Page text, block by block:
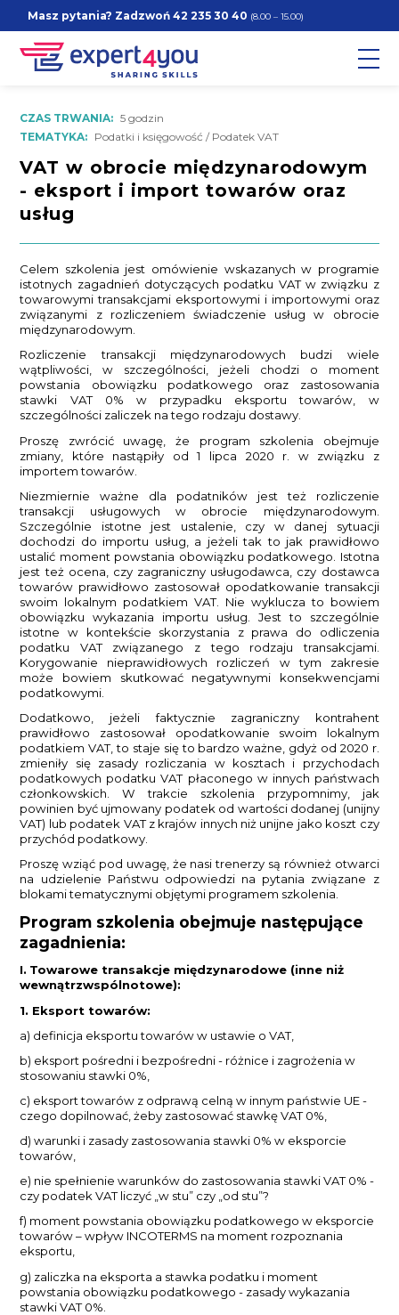
Masz pytania? Zadzwoń42 235 30 40 (8.00 – 15.00)
CZAS TRWANIA: 5 godzin
TEMATYKA: Podatki i księgowość / Podatek VAT
VAT w obrocie międzynarodowym
- eksport i import towarów oraz
usług
Celem szkolenia jest omówienie wskazanych w programie
istotnych zagadnień dotyczących podatku VAT w związku z
towarowymi transakcjami eksportowymi i importowymi oraz
związanymi z rozliczeniem świadczenie usług w obrocie
międzynarodowym.
Rozliczenie transakcji międzynarodowych budzi wiele
wątpliwości, w szczególności, jeżeli chodzi o moment
powstania obowiązku podatkowego oraz zastosowania
stawki VAT 0% w przypadku eksportu towarów, w
szczególności zaliczek na tego rodzaju dostawy.
Proszę zwrócić uwagę, że program szkolenia obejmuje
zmiany, które nastąpiły od 1 lipca 2020 r. w związku z
importem towarów.
Niezmiernie ważne dla podatników jest też rozliczenie
transakcji usługowych w obrocie międzynarodowym.
Szczególnie istotne jest ustalenie, czy w danej sytuacji
dochodzi do importu usług, a jeżeli tak to jak prawidłowo
ustalić moment powstania obowiązku podatkowego. Istotna
jest też ocena, czy zagraniczny usługodawca, czy dostawca
towarów prawidłowo zastosował opodatkowanie transakcji
swoim lokalnym podatkiem VAT. Nie wyklucza to bowiem
obowiązku wykazania importu usług. Jest to szczególnie
istotne w kontekście skorzystania z prawa do odliczenia
podatku VAT związanego z tego rodzaju transakcjami.
Korygowanie nieprawidłowych rozliczeń w tym zakresie
może bowiem skutkować negatywnymi konsekwencjami
podatkowymi.
Dodatkowo, jeżeli faktycznie zagraniczny kontrahent
prawidłowo zastosował opodatkowanie swoim lokalnym
podatkiem VAT, to staje się to bardzo ważne, gdyż od 2020 r.
zmieniły się zasady rozliczania w kosztach i przychodach
podatkowych podatku VAT płaconego w innych państwach
członkowskich. W trakcie szkolenia przypomnimy, jak
powinien być ujmowany podatek od wartości dodanej (unijny
VAT) lub podatek VAT z krajów innych niż unijne jako koszt czy
przychód podatkowy.
Proszę wziąć pod uwagę, że nasi trenerzy są również otwarci
na udzielenie Państwu odpowiedzi na pytania związane z
blokami tematycznymi objętymi programem szkolenia.
Program szkolenia obejmuje następujące
zagadnienia:
I. Towarowe transakcje międzynarodowe (inne niż
wewnątrzwspólnotowe):
1. Eksport towarów:
a) definicja eksportu towarów w ustawie o VAT,
b) eksport pośredni i bezpośredni - różnice i zagrożenia w
stosowaniu stawki 0%,
c) eksport towarów z odprawą celną w innym państwie UE -
czego dopilnować, żeby zastosować stawkę VAT 0%,
d) warunki i zasady zastosowania stawki 0% w eksporcie
towarów,
e) nie spełnienie warunków do zastosowania stawki VAT 0% -
czy podatek VAT liczyć „w stu” czy „od stu”?
f) moment powstania obowiązku podatkowego w eksporcie
towarów – wpływ INCOTERMS na moment rozpoznania
eksportu,
g) zaliczka na eksporta a stawka podatku i moment
powstania obowiązku podatkowego - zasady wykazania
stawki VAT 0%.